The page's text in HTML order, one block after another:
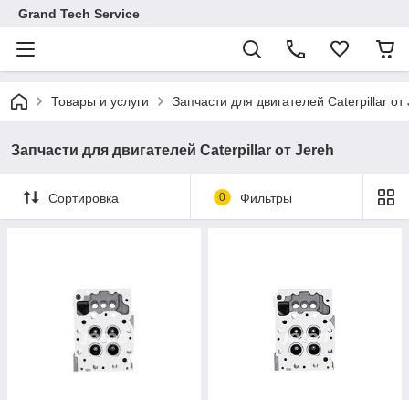
Grand Tech Service
Товары и услуги Запчасти для двигателей Caterpillar от
Запчасти для двигателей Caterpillar от Jereh
Сортировка 0 Фильтры